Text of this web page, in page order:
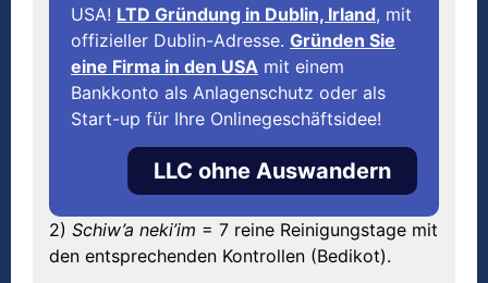
USA! LTD Gründung in Dublin, Irland, mit
offizieller Dublin-Adresse. Gründen Sie
eine Firma in den USA mit einem
Bankkonto als Anlagenschutz oder als
Start-up für Ihre Onlinegeschäftsidee!
LLC ohne Auswandern
2) Schiw’a neki’im = 7 reine Reinigungstage mit
den entsprechenden Kontrollen (Bedikot).